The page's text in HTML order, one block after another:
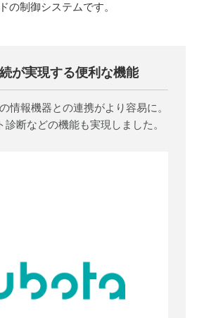
の制御システムです。
が実現する便利な機能
情報機器との連携がより容易に。
断などの機能も実現しました。